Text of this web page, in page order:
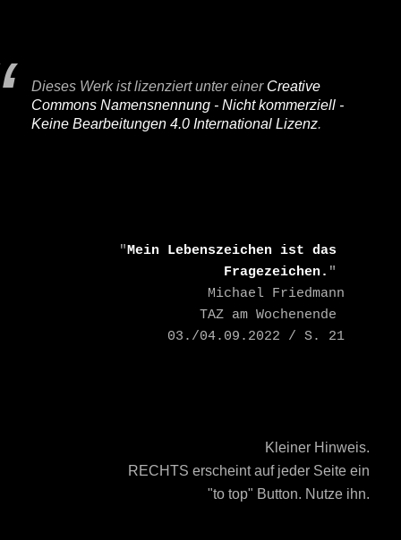
I
Dieses Werk ist lizenziert unter einer Creative
Commons Namensnennung - Nicht kommerziell -
Keine Bearbeitungen 4.0 International Lizenz.
    "
Mein Lebenszeichen ist das
Fragezeichen. "
03./04.09.2022 / S. 21
Kleiner Hinweis.
RECHTS erscheint auf jeder Seite ein
"to top" Button. Nutze ihn.